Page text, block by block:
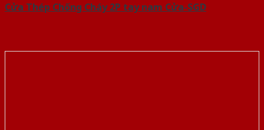
Cửa Thép Chống Cháy 2P tay nam Cửa-SGD